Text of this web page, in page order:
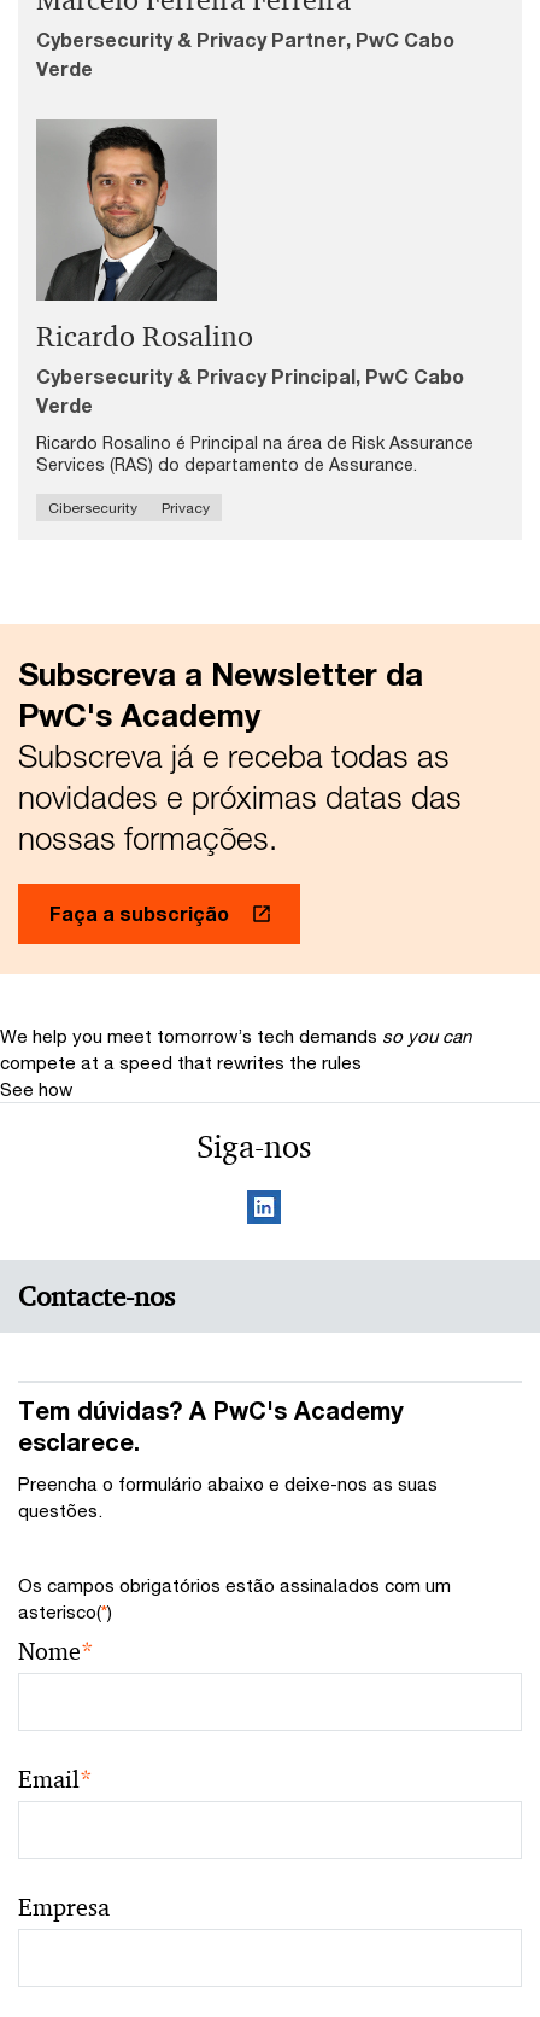
Cybersecurity & Privacy Partner, PwC Cabo
Verde
Ricardo Rosalino
Cybersecurity & Privacy Principal, PwC Cabo
Verde
Ricardo Rosalino é Principal na área de Risk Assurance
Services (RAS) do departamento de Assurance.
Cibersecurity Privacy
Subscreva a Newsletter da
PwC's Academy
Subscreva já e receba todas as
novidades e próximas datas das
nossas formações.
Faça a subscrição
We help you meet tomorrow’s tech demands so you can
compete at a speed that rewrites the rules
See how
Siga-nos
Contacte-nos
Tem dúvidas? A PwC's Academy
esclarece.
Preencha o formulário abaixo e deixe-nos as suas
questões.
Os campos obrigatórios estão assinalados com um
asterisco(*)
Nome*
Email*
Empresa